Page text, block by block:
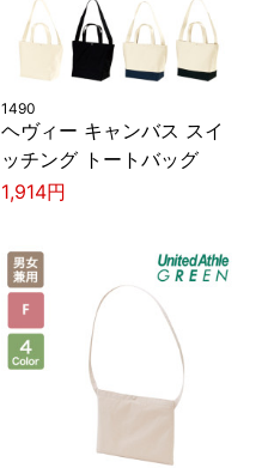
1490
ヘヴィー キャンバス スイ
ッチング トートバッグ
1,914円